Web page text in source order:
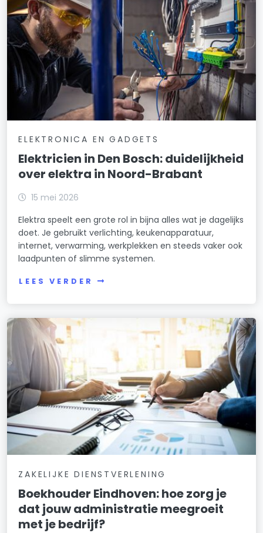
ELEKTRONICA EN GADGETS
Elektricien in Den Bosch: duidelijkheid
over elektra in Noord-Brabant
15 mei 2026
Elektra speelt een grote rol in bijna alles wat je dagelijks
doet. Je gebruikt verlichting, keukenapparatuur,
internet, verwarming, werkplekken en steeds vaker ook
laadpunten of slimme systemen.
LEES VERDER
ZAKELIJKE DIENSTVERLENING
Boekhouder Eindhoven: hoe zorg je
dat jouw administratie meegroeit
met je bedrijf?